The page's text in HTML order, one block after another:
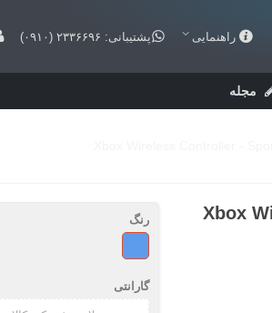
راهنمایی پشتیبانی: ۲۳۳۶۶۹۶ (۰۹۱۰)
مجله
رنگ
گارانتی